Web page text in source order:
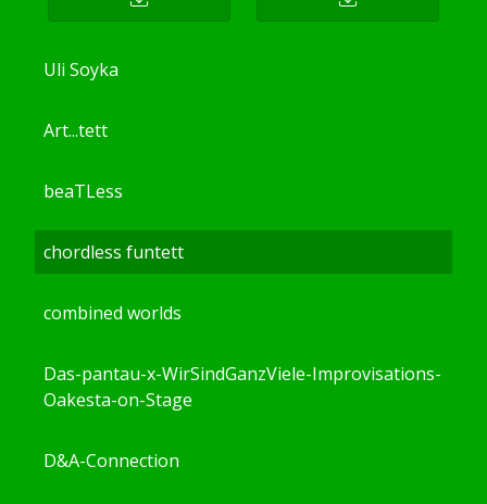
Uli Soyka
Art...tett
beaTLess
chordless funtett
combined worlds
Das-pantau-x-WirSindGanzViele-Improvisations-
Oakesta-on-Stage
D&A-Connection